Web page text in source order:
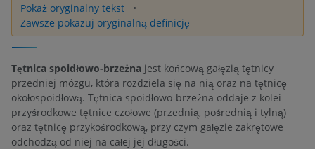
Pokaż oryginalny tekst
Zawsze pokazuj oryginalną definicję
Tętnica spoidłowo-brzeżna jest końcową gałęzią tętnicy
przedniej mózgu, która rozdziela się na nią oraz na tętnicę
okołospoidłową. Tętnica spoidłowo-brzeżna oddaje z kolei
przyśrodkowe tętnice czołowe (przednią, pośrednią i tylną)
oraz tętnicę przykośrodkową, przy czym gałęzie zakrętowe
odchodzą od niej na całej jej długości.